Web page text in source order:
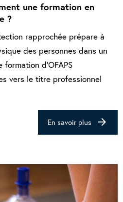
une formation en
?
rapprochée prépare à
des personnes dans un
d’OFAPS
vers le titre professionnel
En savoir plus arrow_forward